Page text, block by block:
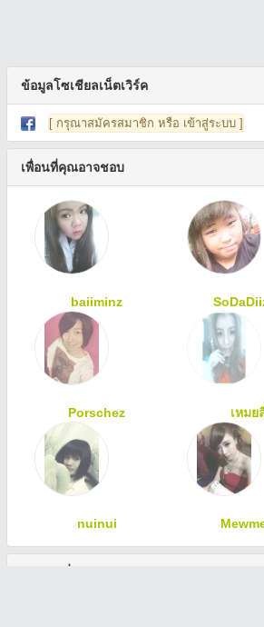
ข้อมูลโซเชียลเน็ตเวิร์ค
[ กรุณาสมัครสมาชิก หรือ เข้าสู่ระบบ ]
เพื่อนที่คุณอาจชอบ
baiiminz
Porschez เหมย
nuinui